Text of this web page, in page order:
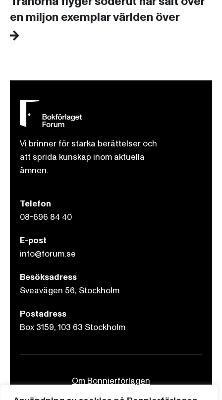
en miljon exemplar världen över
Vi brinner för starka berättelser och
att sprida kunskap inom aktuella
ämnen.
Telefon
08-696 84 40
E-post
info@forum.se
Besöksadress
Sveavägen 56, Stockholm
Postadress
Box 3159, 103 63 Stockholm
Om Bonnierförlagen